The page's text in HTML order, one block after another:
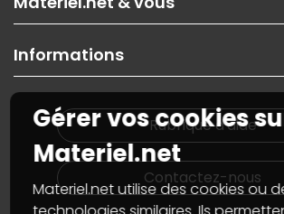
Contactez-nous
Paiement, livraison
Garanties,Pack Zen
SAV, demander un retour
Informations
On rachète votre carte graphique
PC sur mesure : Votre RDV personnalisé
Notre démarche écologique
Materiel.net recrute
Notre programme d'affiliation
Partenariat & Sponsoring
Informations
Plan du site
Nos marques
Conditions générales de vente
Marketplace
Informations légales
Données personnellesetcookies
Gérer vos cookies
Rubrique d'aide
Contactez-nous
Gérer vos cookies
Materiel.net
Materiel.net utilise des cookies ou